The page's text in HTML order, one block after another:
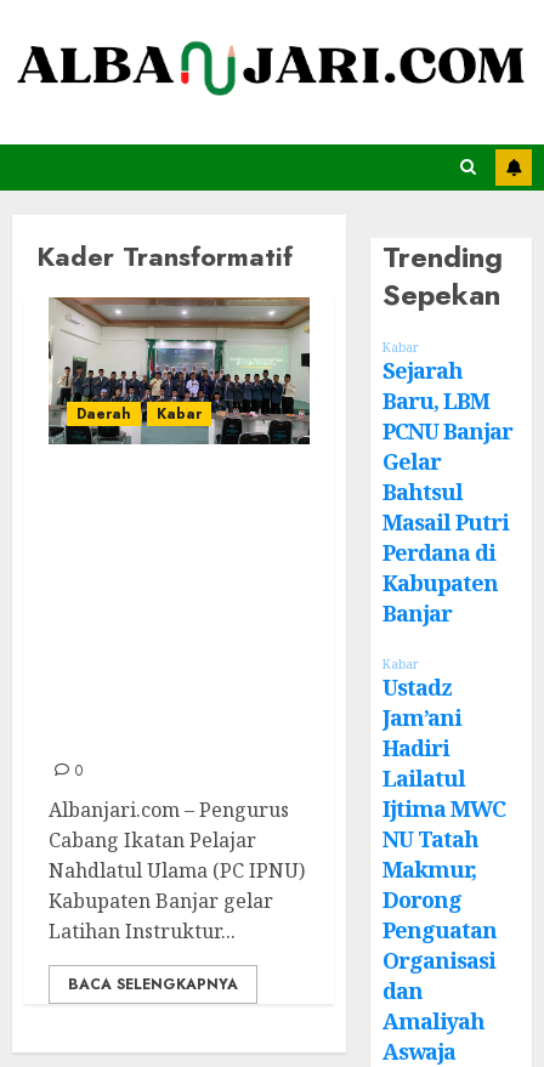
Kader Transformatif
Daerah Kabar
0
Albanjari.com – Pengurus
Cabang Ikatan Pelajar
Nahdlatul Ulama (PC IPNU)
Kabupaten Banjar gelar
Latihan Instruktur...
BACA SELENGKAPNYA
Trending
Sepekan
Kabar
Sejarah
Baru, LBM
PCNU Banjar
Gelar
Bahtsul
Masail Putri
Perdana di
Kabupaten
Banjar
Kabar
Ustadz
Jam’ani
Hadiri
Lailatul
Ijtima MWC
NU Tatah
Makmur,
Dorong
Penguatan
Organisasi
dan
Amaliyah
Aswaja